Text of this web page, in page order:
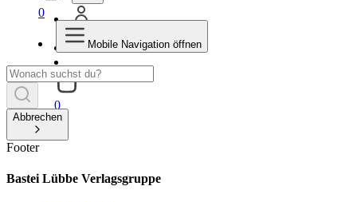
0
0
Mobile Navigation öffnen
Abbrechen
Footer
Bastei Lübbe Verlagsgruppe